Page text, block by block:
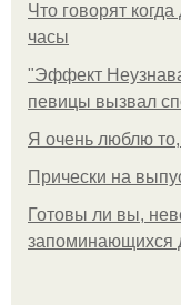
Что говорят
часы
"Эффект
певицы вызвал
Я очень люблю
Прически на
Готовы ли вы,
запоминающихся